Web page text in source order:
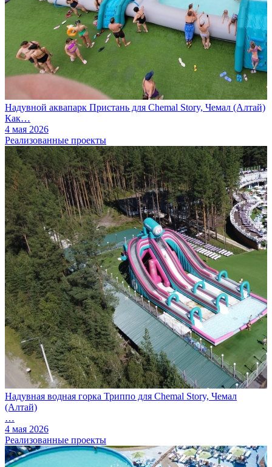
Надувной аквапарк Пристань для Chemal Story, Чемал (Алтай)
Как…
4 мая 2026
Реализованные проекты
Надувная водная горка Триппо для Chemal Story, Чемал
(Алтай)
…
4 мая 2026
Реализованные проекты